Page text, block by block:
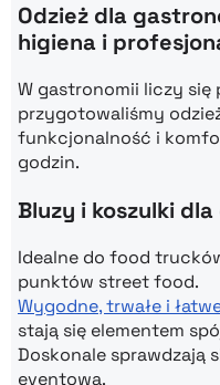
Odzież dla
higiena i
W gastronomii liczy się
przygotowaliśmy
funkcjonalność i
godzin.
Bluzy i koszulki dla
Idealne do food
punktów street food.
Wygodne, trwałe i
stają się elementem
Doskonale sprawdzają
eventowa.